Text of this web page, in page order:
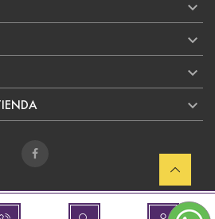



